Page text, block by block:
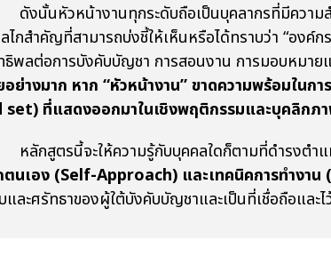
วหน้างานทุกระดับถือเป็นบุคลากรที่มีความสำคั
ไกสำคัญที่สามารถบ่งชี้ให้เห็นหรือได้ทราบว่า “อง
ธิพลต่อการบังคับบัญชา การสอนงาน การมอบหมาย
อย่างมาก หาก “หัวหน้างาน” ขาดความพร้อมใน
ที่แสดงออกมาในเชิงพฤติกรรมและบุคลิกภ
ตรนี้จะให้ความรู้กับบุคคลใดก็ตามที่ดำรงตำแ
ตนเอง (Self-Approach) และเทคนิคการทำงา
และศรัทธาของผู้ใต้บังคับบัญชาและเป็นที่เชื่อถือแล